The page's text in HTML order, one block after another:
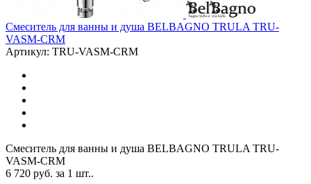
Смеситель для ванны и душа BELBAGNO TRULA TRU-
VASM-CRM
Артикул: TRU-VASM-CRM
Смеситель для ванны и душа BELBAGNO TRULA TRU-
VASM-CRM
6 720 руб. за 1 шт..